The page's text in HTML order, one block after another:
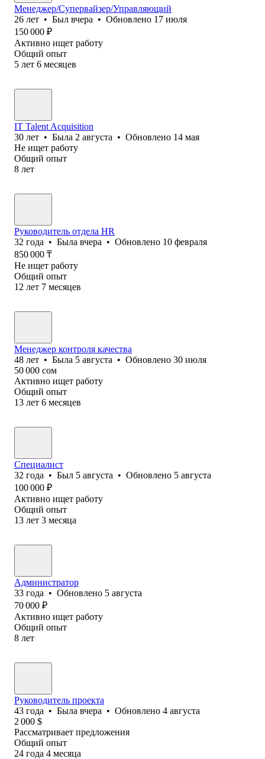
Менеджер/Супервайзер/Управляющий
26 лет • Был вчера • Обновлено 17 июля
150 000 ₽
Активно ищет работу
Общий опыт
5 лет 6 месяцев
IT Talent Acquisition
30 лет • Была 2 августа • Обновлено 14 мая
Не ищет работу
Общий опыт
8 лет
Руководитель отдела HR
32 года • Была вчера • Обновлено 10 февраля
850 000 ₸
Не ищет работу
Общий опыт
12 лет 7 месяцев
Менеджер контроля качества
48 лет • Была 5 августа • Обновлено 30 июля
50 000 сом
Активно ищет работу
Общий опыт
13 лет 6 месяцев
Специалист
32 года • Был 5 августа • Обновлено 5 августа
100 000 ₽
Активно ищет работу
Общий опыт
13 лет 3 месяца
Администратор
33 года • Обновлено 5 августа
70 000 ₽
Активно ищет работу
Общий опыт
8 лет
Руководитель проекта
43 года • Была вчера • Обновлено 4 августа
2 000 $
Рассматривает предложения
Общий опыт
24 года 4 месяца